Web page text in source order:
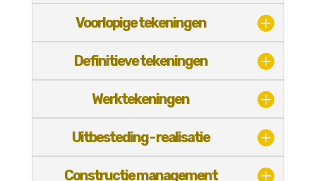
Voorlopige tekeningen
Definitieve tekeningen
Werktekeningen
Uitbesteding - realisatie
Constructie management